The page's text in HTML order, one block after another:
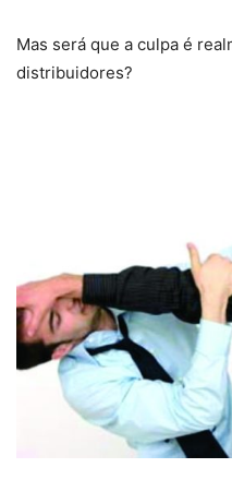
Mas será que a culpa é
distribuidores?